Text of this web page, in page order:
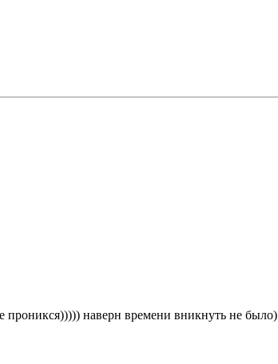
проникся))))) наверн времени вникнуть не было)